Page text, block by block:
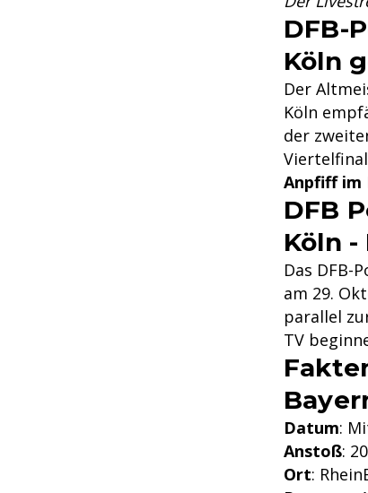
DFB-
Köln
Der
Köln
der
Anpfiff im
DFB
Köln
Das DFB-
am 29.
parallel
TV
Datum:
Anstoß:
Ort: